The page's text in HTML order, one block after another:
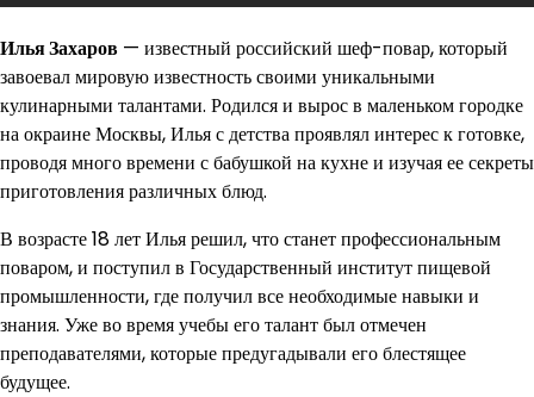
Илья Захаров — известный российский шеф-повар, который
завоевал мировую известность своими уникальными
кулинарными талантами. Родился и вырос в маленьком городке
на окраине Москвы, Илья с детства проявлял интерес к готовке,
проводя много времени с бабушкой на кухне и изучая ее секреты
приготовления различных блюд.
В возрасте 18 лет Илья решил, что станет профессиональным
поваром, и поступил в Государственный институт пищевой
промышленности, где получил все необходимые навыки и
знания. Уже во время учебы его талант был отмечен
преподавателями, которые предугадывали его блестящее
будущее.